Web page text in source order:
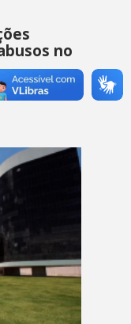
no